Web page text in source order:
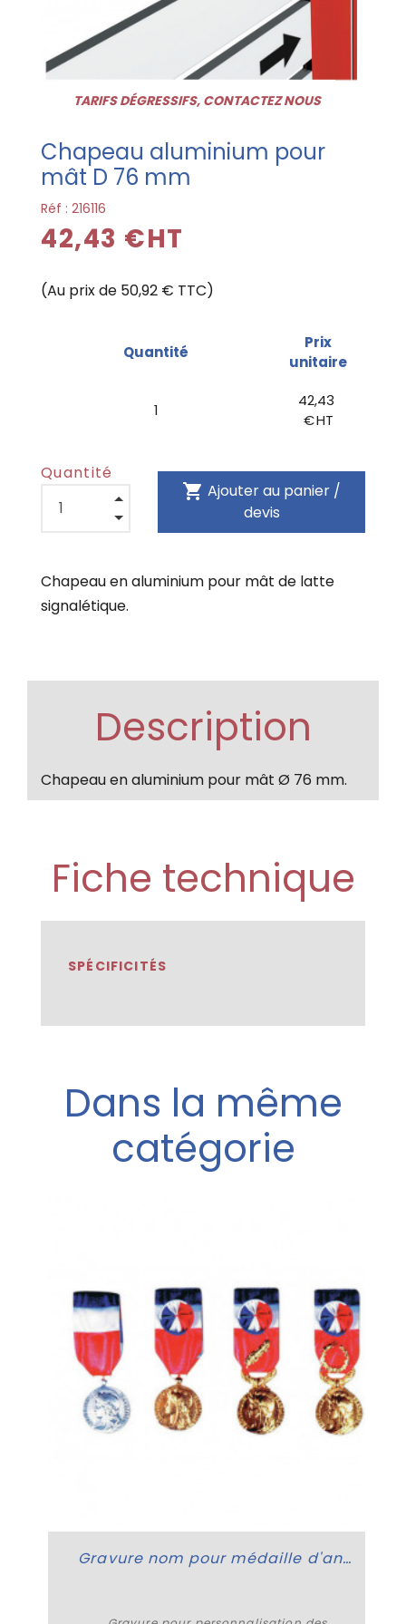
TARIFS DÉGRESSIFS, CONTACTEZ NOUS
Chapeau aluminium pour
mât D 76 mm
Réf : 216116
42,43 €HT
(Au prix de 50,92 € TTC)
Quantité
Prix
unitaire
1
42,43
€ HT
Quantité
shopping_cart Ajouter au panier /
devis
Chapeau en aluminium pour mât de latte
signalétique.
Description
Chapeau en aluminium pour mât Ø 76 mm.
Fiche technique
SPÉCIFICITÉS
Dans la même
catégorie
Gravure nom pour médaille d'ancienneté